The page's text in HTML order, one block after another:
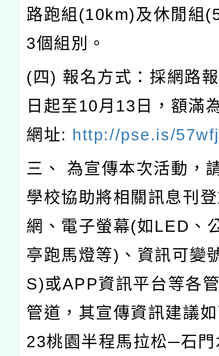
路跑組(10km)及休閒組
3個組別。
(四) 報名方式：採網路
日起至10月13日，額滿
網址: http://pse.is/
三、 為宣傳本次活動，
學校協助將相關訊息刊
網、電子螢幕(如LED、
亭跑馬燈等)、資訊可變
S)或APP資訊平台等各
管道，其宣傳資訊建議
23桃園半程馬拉松─石